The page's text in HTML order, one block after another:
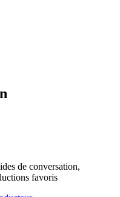
de conversation,
favoris